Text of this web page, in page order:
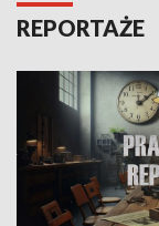
REPORTAŻE